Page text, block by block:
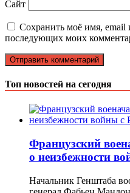
Сайт
Сохранить моё имя, email
последующих моих
Топ новостей на сегодня
Французский
о неизбежности
Начальник Генштаба